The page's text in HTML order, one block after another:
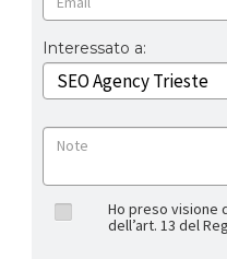
Interessato a:
Ho preso visione
dell’art. 13 del